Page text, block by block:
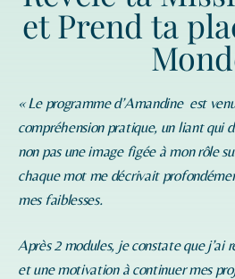
et Prend ta
« Le programme d’Amandineest
compréhension pratique, un liant qui
non pas une image figée à mon rôle
chaque mot me décrivait
mes faiblesses.
Après 2 modules, je constate que j’ai
et une motivation à continuer mes